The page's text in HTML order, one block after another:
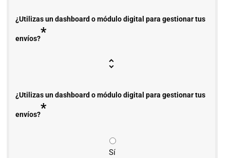
¿Utilizas un dashboard o módulo digital para gestionar tus
envíos?*
¿Utilizas un dashboard o módulo digital para gestionar tus
envíos?*
Sí